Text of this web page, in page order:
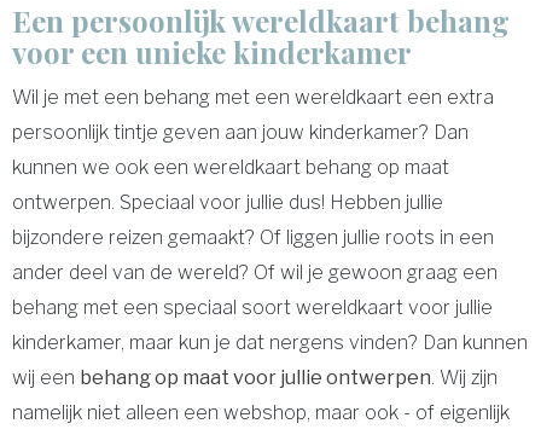
Een persoonlijk wereldkaart behang
voor een unieke kinderkamer
Wil je met een behang met een wereldkaart een extra
persoonlijk tintje geven aan jouw kinderkamer? Dan
kunnen we ook een wereldkaart behang op maat
ontwerpen. Speciaal voor jullie dus! Hebben jullie
bijzondere reizen gemaakt? Of liggen jullie roots in een
ander deel van de wereld? Of wil je gewoon graag een
behang met een speciaal soort wereldkaart voor jullie
kinderkamer, maar kun je dat nergens vinden? Dan kunnen
wij een behang op maat voor jullie ontwerpen. Wij zijn
namelijk niet alleen een webshop, maar ook - of eigenlijk